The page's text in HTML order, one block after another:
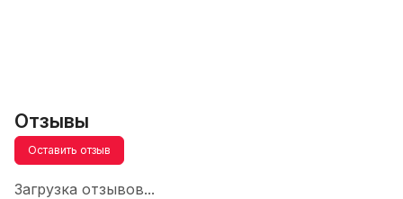
Отзывы
Оставить отзыв
Загрузка отзывов...